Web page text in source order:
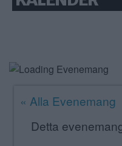
ANNONSERA
NÄRINGSLIV
« Alla Evenemang
Detta